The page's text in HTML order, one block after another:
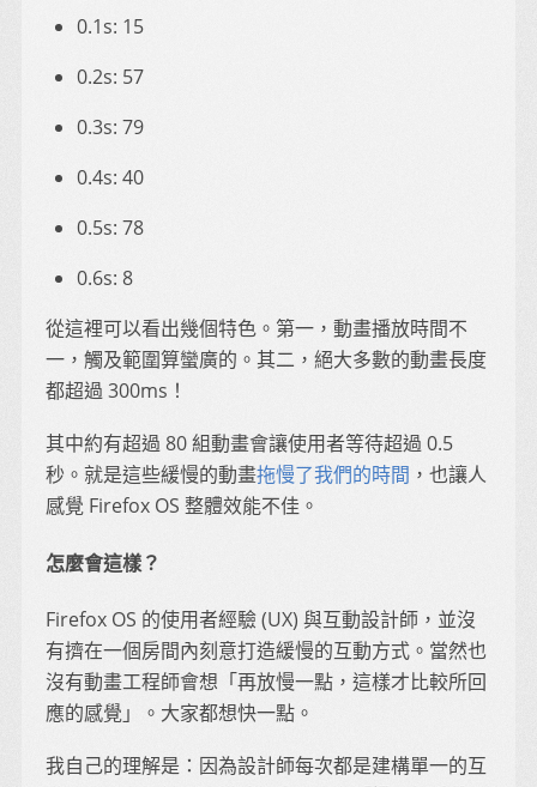
0.1s: 15
0.2s: 57
0.3s: 79
0.4s: 40
0.5s: 78
0.6s: 8
從這裡可以看出幾個特色。第一，動畫播放時間不
一，觸及範圍算蠻廣的。其二，絕大多數的動畫長度
都超過 300ms！
其中約有超過 80 組動畫會讓使用者等待超過 0.5
秒。就是這些緩慢的動畫拖慢了我們的時間 ，也讓人
感覺 Firefox OS 整體效能不佳。
怎麼會這樣？
Firefox OS 的使用者經驗 (UX) 與互動設計師，並沒
有擠在一個房間內刻意打造緩慢的互動方式。當然也
沒有動畫工程師會想「再放慢一點，這樣才比較所回
應的感覺」。大家都想快一點。
我自己的理解是：因為設計師每次都是建構單一的互